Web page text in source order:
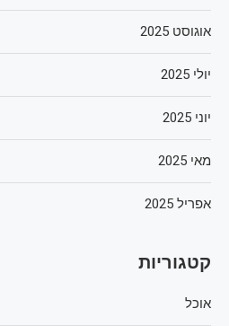
אוגוסט 2025
יולי 2025
יוני 2025
מאי 2025
אפריל 2025
קטגוריות
אוכל